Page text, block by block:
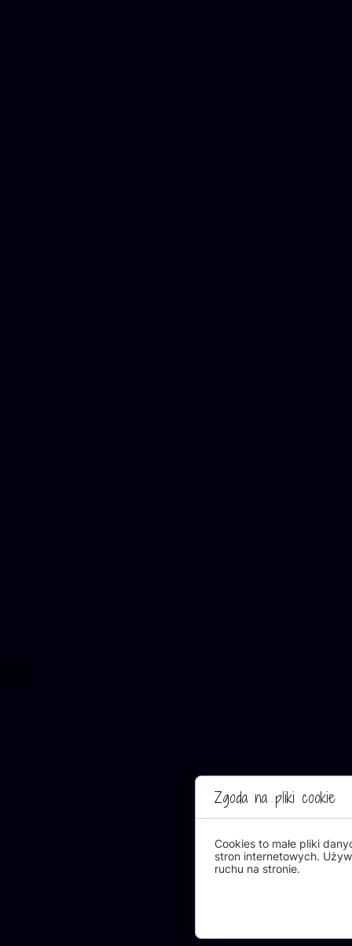
Zgoda na pliki cookie
Cookies to małe pliki
stron internetowych.
ruchu na stronie.